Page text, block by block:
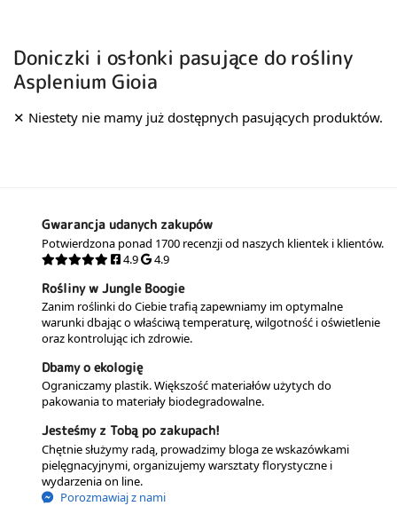
Doniczki i osłonki pasujące do rośliny
Asplenium Gioia
Gwarancja udanych zakupów
Potwierdzona ponad 1700 recenzji od naszych klientek i klientów.
4.9
4.9
Rośliny w Jungle Boogie
Zanim roślinki do Ciebie trafią zapewniamy im optymalne
warunki dbając o właściwą temperaturę, wilgotność i oświetlenie
oraz kontrolując ich zdrowie.
Dbamy o ekologię
Ograniczamy plastik. Większość materiałów użytych do
pakowania to materiały biodegradowalne.
Jesteśmy z Tobą po zakupach!
Chętnie służymy radą, prowadzimy bloga ze wskazówkami
pielęgnacyjnymi, organizujemy warsztaty florystyczne i
wydarzenia on line.
Porozmawiaj z nami